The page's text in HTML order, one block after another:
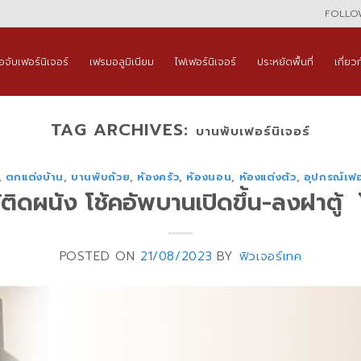
จับเฟอร์นิเจอร์ เฟรมอลูมิเนียม ไฟเฟอร์นิเจอร์ ประหยัดพื้นที่ เกี่ยว
TAG ARCHIVES: บานพับเฟอร์นิเจอร์
ตกแต่งบ้าน, บานพับถ้วย, ห้องครัว, ห้องนอน, ห้องแต่งตัว, อุปกรณ์เฟ
ดผนัง โช้คอัพบานเปิดขึ้น-ลงฝาตู้
POSTED ON 21/08/2023 BY ฟิวเจอร์เทค